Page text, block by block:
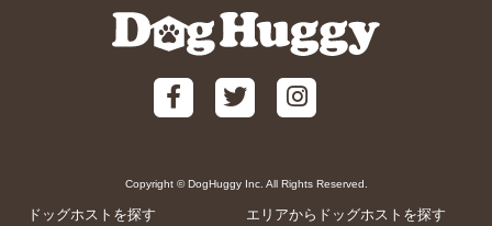
Copyright © DogHuggy Inc. All Rights Reserved.
ドッグホストを探す
エリアからドッグホストを探す